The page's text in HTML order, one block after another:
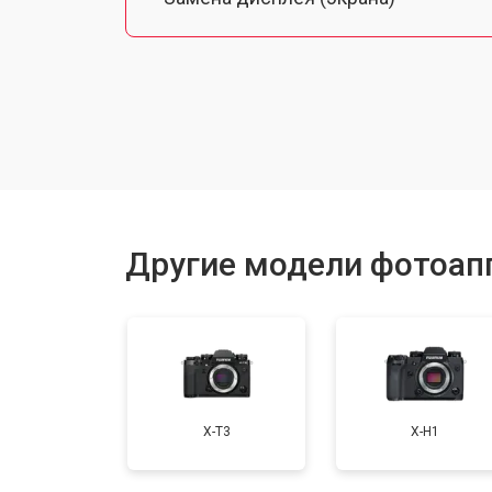
Замена затвора
Другие модели
X-T3 X-H1